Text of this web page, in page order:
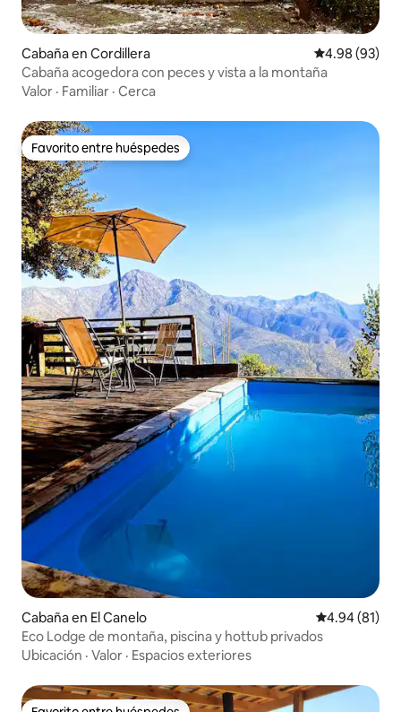
Cabaña en Cordillera Calificación
4.98 (93)
Cabaña acogedora con peces y vista a la montaña
Valor · Familiar · Cerca
Favorito entre huéspedes
Favorito entre huéspedes
Cabaña en El Canelo Calificación
4.94 (81)
Eco Lodge de montaña, piscina y hottub privados
Ubicación · Valor · Espacios exteriores